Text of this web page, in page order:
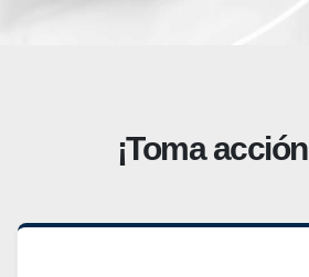
¡Toma acción